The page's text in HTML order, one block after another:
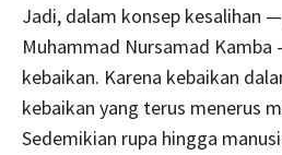
Jadi, dalam konsep kesalihan
Muhammad Nursamad
kebaikan. Karena kebaikan
kebaikan yang terus menerus
Sedemikian rupa hingga